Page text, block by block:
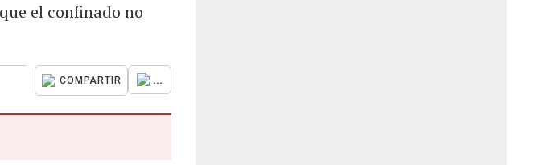
el confinado no
COMPARTIR ...